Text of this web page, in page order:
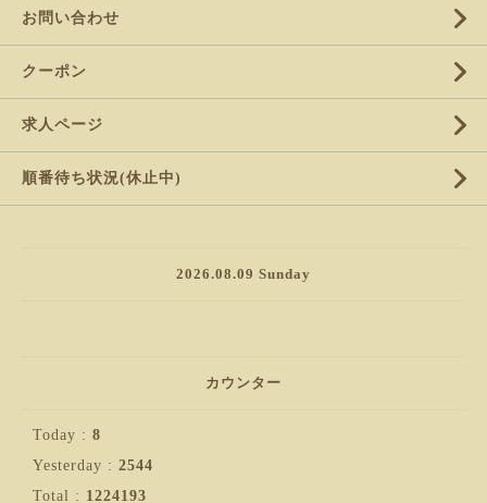
お問い合わせ
クーポン
求人ページ
順番待ち状況(休止中)
2026.08.09 Sunday
カウンター
Today : 8
Yesterday : 2544
Total : 1224193